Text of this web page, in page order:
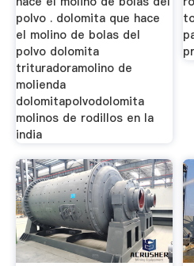
polvo . dolomita que hace
el molino de bolas del
polvo dolomita
trituradoramolino de
molienda
dolomitapolvodolomita
molinos de rodillos en la
india